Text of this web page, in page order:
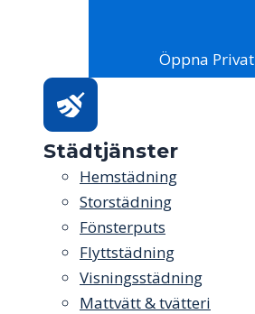
Öppna Privat
Städtjänster
Hemstädning
Storstädning
Fönsterputs
Flyttstädning
Visningsstädning
Mattvätt & tvätteri